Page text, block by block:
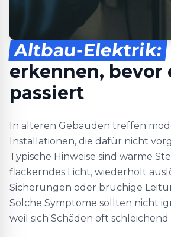
Altbau-Elektrik:
erkennen, bevor
passiert
In älteren Gebäuden treffen
Installationen, die dafür nicht
Typische Hinweise sind warme
flackerndes Licht, wiederholt
Sicherungen oder brüchige
Solche Symptome sollten nicht
weil sich Schäden oft